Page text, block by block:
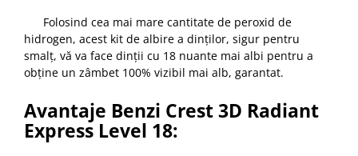
Folosind cea mai mare cantitate de peroxid de
hidrogen, acest kit de albire a dinților, sigur pentru
smalț, vă va face dinții cu 18 nuante mai albi pentru a
obține un zâmbet 100% vizibil mai alb, garantat.
Avantaje Benzi Crest 3D Radiant
Express Level 18: